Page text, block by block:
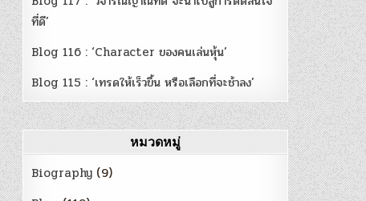
ที่ดี’
Blog 116 : ‘Character ของคนเล่นหุ้น’
Blog 115 : ‘เทรดให้เร็วขึ้น หรือเลือกที่จะช้าลง’
หมวดหมู่
Biography (9)